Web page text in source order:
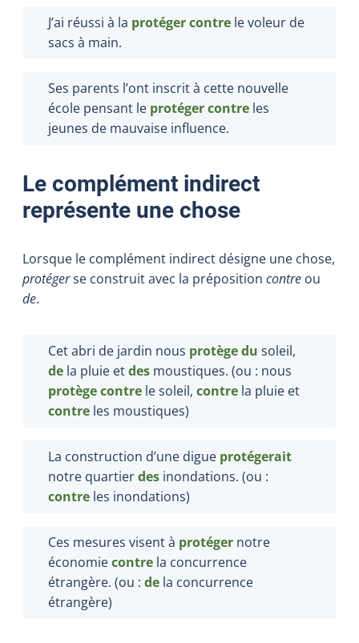
J’ai réussi à la protégercontre le voleur de
sacs à main.
Ses parents l’ont inscrit à cette nouvelle
école pensant le protégercontre les
jeunes de mauvaise influence.
Le complément indirect
représente une chose
Lorsque le complément indirect désigne une chose,
protégerse construit avec la préposition contre ou
de.
Cet abri de jardin nous protège du soleil,
de la pluie etdes moustiques. (ou : nous
protège contre le soleil, contre la pluie et
contre les moustiques)
La construction d’une digue protégerait
notre quartierdes inondations. (ou :
contre les inondations)
Ces mesures visent à protéger notre
économiecontre la concurrence
étrangère. (ou : de la concurrence
étrangère)